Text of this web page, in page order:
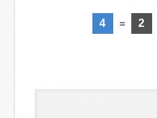
4 = 2